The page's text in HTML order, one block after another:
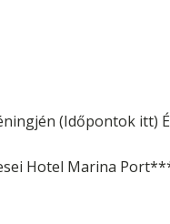
(Időpontok itt)
Hotel Marina